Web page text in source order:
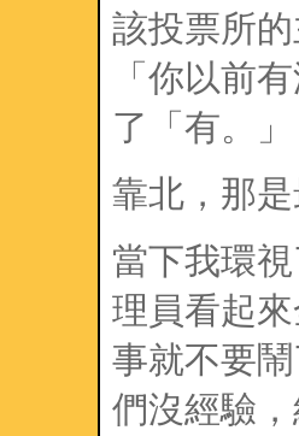
該投票所
「你以前
了「有。
靠北，那
當下我環
理員看起
事就不要
們沒經驗